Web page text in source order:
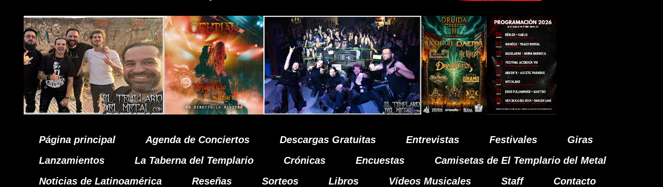
Página principal Agenda de Conciertos Descargas Gratuitas Entrevistas Festivales
Giras
Lanzamientos
La Taberna del Templario Crónicas Encuestas
Camisetas de El Templario del Metal
Noticias de Latinoamérica
Reseñas Sorteos Libros Vídeos Musicales Staff
Contacto